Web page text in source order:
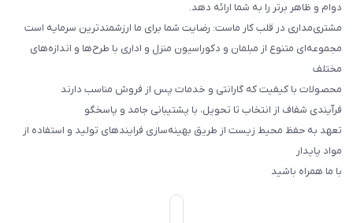
دوام و ظاهر برتر را به شما ارائه دهد.
مشتری‌مداری در قلب کار ماست: رضایت شما برای ما ارزشمندترین سرمایه است
مجموعه‌ای متنوع از مبلمان و دکوراسیون منزل و اداری با طرح‌ها و اندازه‌های
مختلف
محصولات با کیفیت که گارانتی و خدمات پس از فروش مناسب دارند
فرآیندی شفاف از انتخاب تا تحویل، با پشتیبانی جامد و پاسخگو
تعهد به حفظ محیط زیست از طریق بهینه‌سازی فرایندهای تولید و استفاده از
مواد پایدار
با ما همراه باشید